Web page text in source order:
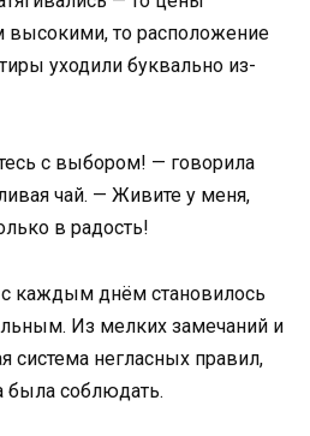
то расположение
уходили буквально из-
с выбором! — говорила
чай. — Живите у меня,
в радость!
с каждым днём становилось
Из мелких замечаний и
система негласных правил,
была соблюдать.